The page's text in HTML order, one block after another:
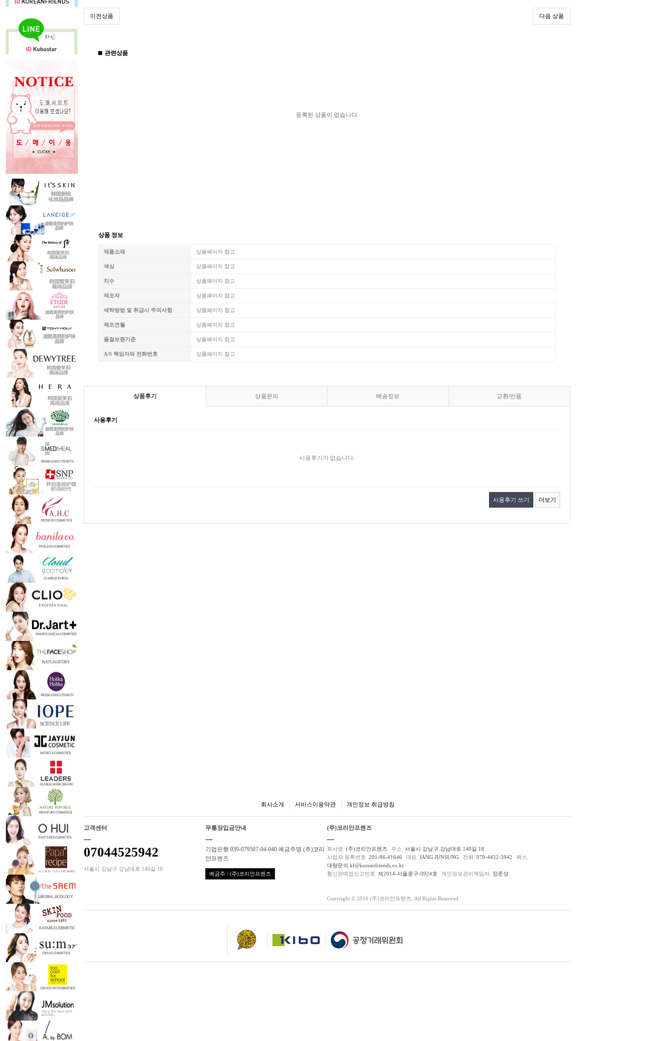
이전상품 다음 상품
관련상품
등록된 상품이 없습니다.
상품 정보
제품소재 상품페이지 참고
색상 상품페이지 참고
치수 상품페이지 참고
제조자 상품페이지 참고
세탁방법 및 취급시 주의사항 상품페이지 참고
제조연월 상품페이지 참고
품질보증기준 상품페이지 참고
A/S 책임자와 전화번호 상품페이지 참고
상품후기 상품문의 배송정보 교환/반품
사용후기
사용후기가 없습니다.
사용후기 쓰기 더보기
회사소개 서비스이용약관 개인정보 취급방침
고객센터
07044525942
서울시 강남구 강남대로 140길 18
무통장입금안내
기업은행 039-079507-04-040 예금주명 (주)코리
안프렌즈
예금주 / (주)코리안프렌즈
(주)코리안프렌즈
회사명. (주)코리안프렌즈 주소. 서울시 강남구 강남대로 140길 18
사업자 등록번호. 201-86-41646 대표. JANG JUNSUNG 전화. 070-4452-5942
팩스.
대량문의 kf@koreanfriends.co.kr
통신판매업신고번호. 제2014-서울중구-0924호 개인정보관리책임자. 장준성
Copyright © 2016 (주)코리안프렌즈. All Rights Reserved.